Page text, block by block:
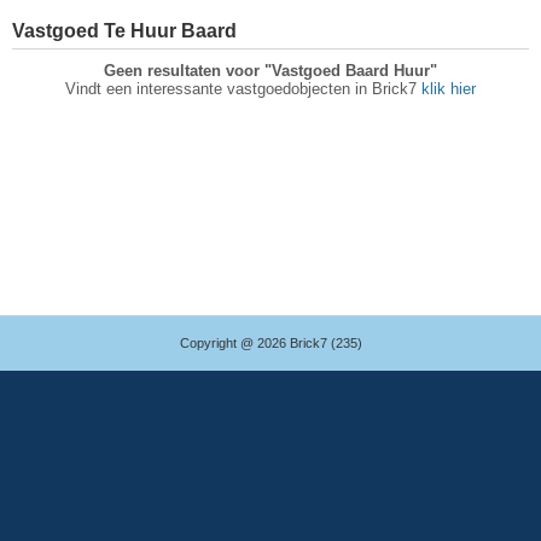
Vastgoed Te Huur Baard
Geen resultaten voor "Vastgoed Baard Huur"
Vindt een interessante vastgoedobjecten in Brick7 klik hier
Copyright @ 2026 Brick7 (235)